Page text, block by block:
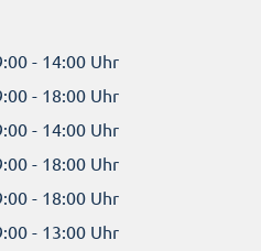
- 14:00 Uhr
- 18:00 Uhr
- 14:00 Uhr
- 18:00 Uhr
- 18:00 Uhr
- 13:00 Uhr